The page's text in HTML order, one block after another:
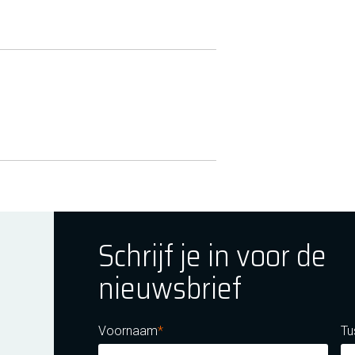
Youtube
Schrijf je in voor de
nieuwsbrief
Voornaam